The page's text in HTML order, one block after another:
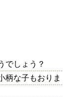
でしょう？
柄な子もおりま